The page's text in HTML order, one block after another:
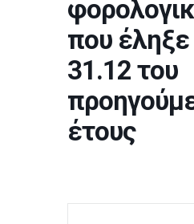
που έληξε
31.12 του
έτους